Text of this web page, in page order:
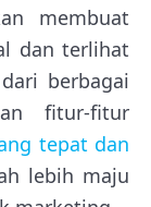
membuat
dan terlihat
berbagai
fitur-fitur
tepat dan
lebih maju